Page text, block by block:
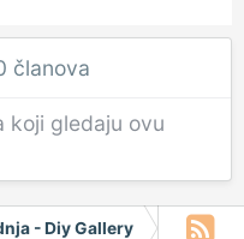
članova
koji gledaju ovu
- Diy Gallery Project